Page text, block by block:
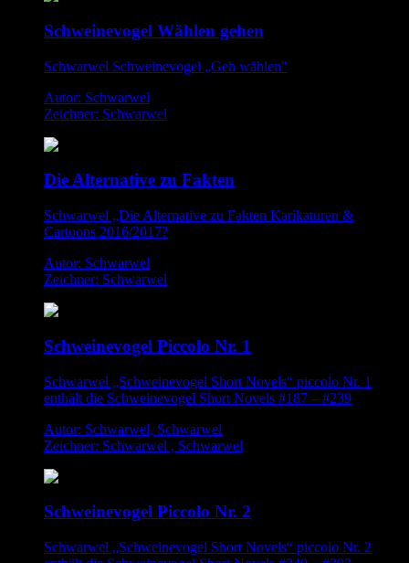
Schweinevogel Wählen gehen
Schwarwel Schweinevogel „Geh wählen"
Autor: Schwarwel
Zeichner: Schwarwel
Die Alternative zu Fakten
Schwarwel „Die Alternative zu Fakten Karikaturen &
Cartoons 2016/2017?
Autor: Schwarwel
Zeichner: Schwarwel
Schweinevogel Piccolo Nr. 1
Schwarwel „Schweinevogel Short Novels“ piccolo Nr. 1
enthält die Schweinevogel Short Novels #187 – #239
Autor: Schwarwel, Schwarwel
Zeichner: Schwarwel , Schwarwel
Schweinevogel Piccolo Nr. 2
Schwarwel „Schweinevogel Short Novels“ piccolo Nr. 2